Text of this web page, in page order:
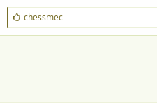
Il me faudrait
Sur lequel je
J
'
a
chessmec